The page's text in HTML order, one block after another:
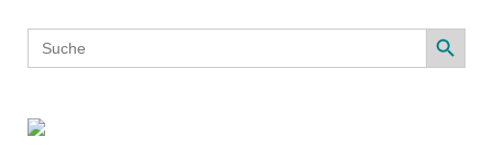
Search
for:
Search Button